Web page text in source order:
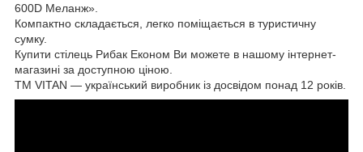
600D Меланж».
Компактно складається, легко поміщається в туристичну
сумку.
Купити стілець Рибак Економ Ви можете в нашому інтернет-
магазині за доступною ціною.
TM VITAN — український виробник із досвідом понад 12 років.